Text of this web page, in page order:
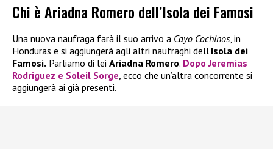
Chi è Ariadna Romero dell’Isola dei Famosi
Una nuova naufraga farà il suo arrivo a Cayo Cochinos, in
Honduras e si aggiungerà agli altri naufraghi dell’Isola dei
Famosi. Parliamo di lei Ariadna Romero. Dopo Jeremias
Rodriguez e Soleil Sorge, ecco che un’altra concorrente si
aggiungerà ai già presenti.